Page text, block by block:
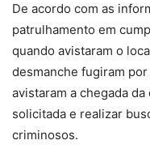
De acordo com as
patrulhamento em
quando avistaram o
desmanche fugiram
avistaram a chegada
solicitada e realizar
criminosos.